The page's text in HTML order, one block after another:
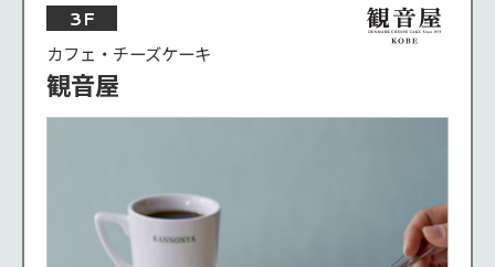
3F
カフェ・チーズケーキ
観音屋